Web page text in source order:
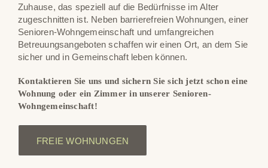
Zuhause, das speziell auf die Bedürfnisse im Alter
zugeschnitten ist. Neben barrierefreien Wohnungen, einer
Senioren-Wohngemeinschaft und umfangreichen
Betreuungsangeboten schaffen wir einen Ort, an dem Sie
sicher und in Gemeinschaft leben können.
Kontaktieren Sie uns und sichern Sie sich jetzt schon eine
Wohnung oder ein Zimmer in unserer Senioren-
Wohngemeinschaft!
FREIE WOHNUNGEN